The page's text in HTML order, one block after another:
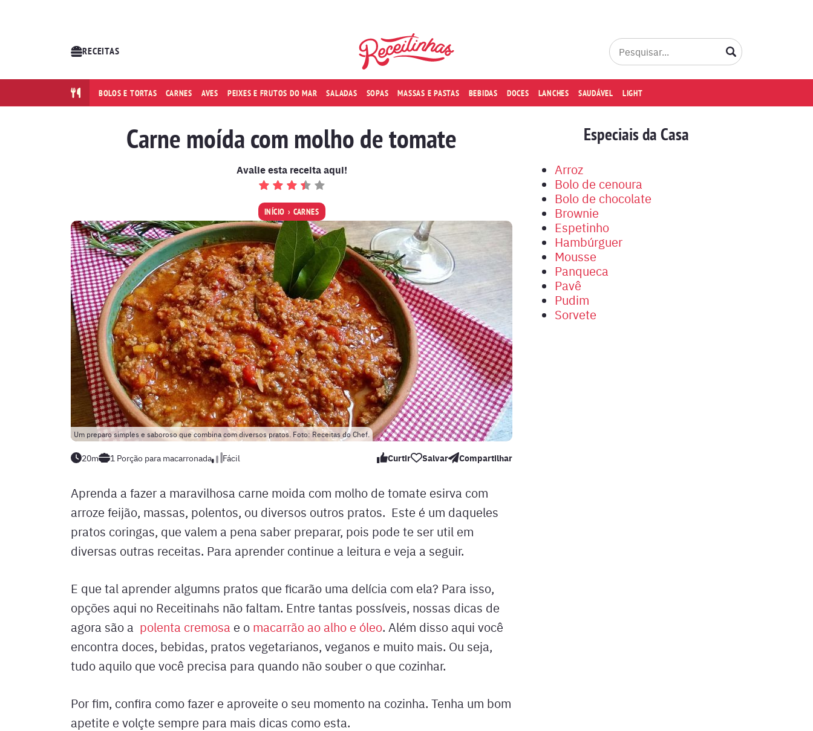
RECEITAS
BOLOS E TORTAS CARNES AVES PEIXES E FRUTOS DO MAR SALADAS SOPAS MASSAS E PASTAS BEBIDAS DOCES LANCHES SAUDÁVEL LIGHT
Carne moída com molho de tomate
Avalie esta receita aqui!
INÍCIO CARNES
Um preparo simples e saboroso que combina com diversos pratos. Foto: Receitas do Chef.
20m 1 Porção para macarronada Fácil Curtir Salvar Compartilhar
Aprenda a fazer a maravilhosa carne moida com molho de tomate esirva com
arroze feijão, massas, polentos, ou diversos outros pratos. Este é um daqueles
pratos coringas, que valem a pena saber preparar, pois pode te ser util em
diversas outras receitas. Para aprender continue a leitura e veja a seguir.
E que tal aprender algumns pratos que ficarão uma delícia com ela? Para isso,
opções aqui no Receitinahs não faltam. Entre tantas possíveis, nossas dicas de
agora são a polenta cremosa e o macarrão ao alho e óleo. Além disso aqui você
encontra doces, bebidas, pratos vegetarianos, veganos e muito mais. Ou seja,
tudo aquilo que você precisa para quando não souber o que cozinhar.
Por fim, confira como fazer e aproveite o seu momento na cozinha. Tenha um bom
apetite e volçte sempre para mais dicas como esta.
Especiais da Casa
Arroz
Bolo de cenoura
Bolo de chocolate
Brownie
Espetinho
Hambúrguer
Mousse
Panqueca
Pavê
Pudim
Sorvete